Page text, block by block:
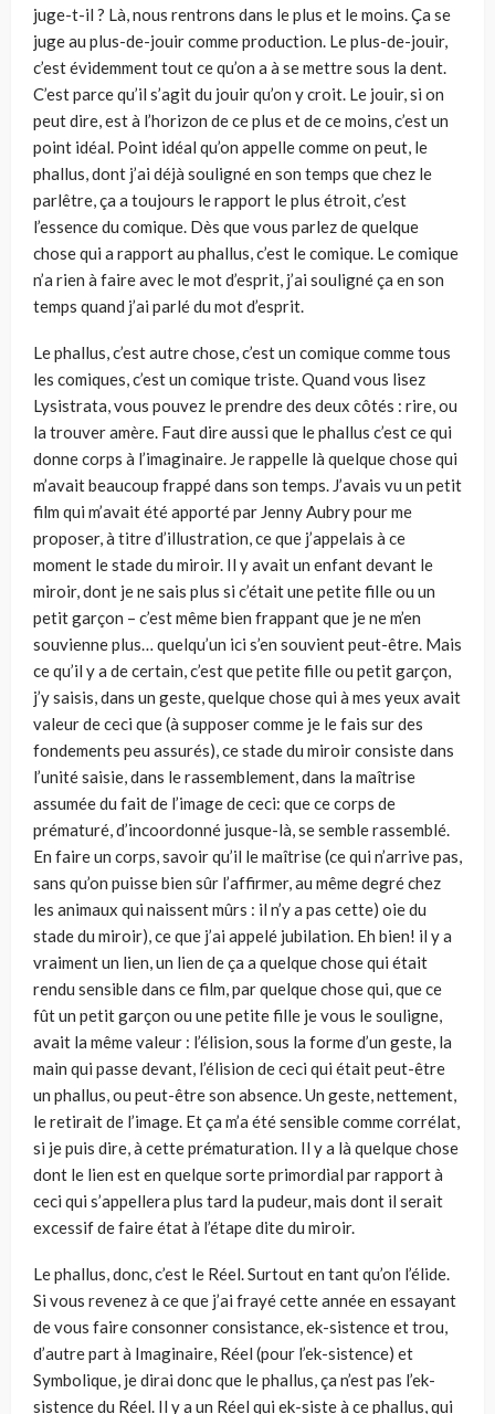
juge-t-il ? Là, nous rentrons dans le plus et le moins. Ça se
juge au plus-de-jouir comme production. Le plus-de-jouir,
c’est évidemment tout ce qu’on a à se mettre sous la dent.
C’est parce qu’il s’agit du jouir qu’on y croit. Le jouir, si on
peut dire, est à l’horizon de ce plus et de ce moins, c’est un
point idéal. Point idéal qu’on appelle comme on peut, le
phallus, dont j’ai déjà souligné en son temps que chez le
parlêtre, ça a toujours le rapport le plus étroit, c’est
l’essence du comique. Dès que vous parlez de quelque
chose qui a rapport au phallus, c’est le comique. Le comique
n’a rien à faire avec le mot d’esprit, j’ai souligné ça en son
temps quand j’ai parlé du mot d’esprit.
Le phallus, c’est autre chose, c’est un comique comme tous
les comiques, c’est un comique triste. Quand vous lisez
Lysistrata, vous pouvez le prendre des deux côtés : rire, ou
la trouver amère. Faut dire aussi que le phallus c’est ce qui
donne corps à l’imaginaire. Je rappelle là quelque chose qui
m’avait beaucoup frappé dans son temps. J’avais vu un petit
film qui m’avait été apporté par Jenny Aubry pour me
proposer, à titre d’illustration, ce que j’appelais à ce
moment le stade du miroir. Il y avait un enfant devant le
miroir, dont je ne sais plus si c’était une petite fille ou un
petit garçon – c’est même bien frappant que je ne m’en
souvienne plus… quelqu’un ici s’en souvient peut-être. Mais
ce qu’il y a de certain, c’est que petite fille ou petit garçon,
j’y saisis, dans un geste, quelque chose qui à mes yeux avait
valeur de ceci que (à supposer comme je le fais sur des
fondements peu assurés), ce stade du miroir consiste dans
l’unité saisie, dans le rassemblement, dans la maîtrise
assumée du fait de l’image de ceci: que ce corps de
prématuré, d’incoordonné jusque-là, se semble rassemblé.
En faire un corps, savoir qu’il le maîtrise (ce qui n’arrive pas,
sans qu’on puisse bien sûr l’affirmer, au même degré chez
les animaux qui naissent mûrs : il n’y a pas cette) oie du
stade du miroir), ce que j’ai appelé jubilation. Eh bien! il y a
vraiment un lien, un lien de ça a quelque chose qui était
rendu sensible dans ce film, par quelque chose qui, que ce
fût un petit garçon ou une petite fille je vous le souligne,
avait la même valeur : l’élision, sous la forme d’un geste, la
main qui passe devant, l’élision de ceci qui était peut-être
un phallus, ou peut-être son absence. Un geste, nettement,
le retirait de l’image. Et ça m’a été sensible comme corrélat,
si je puis dire, à cette prématuration. Il y a là quelque chose
dont le lien est en quelque sorte primordial par rapport à
ceci qui s’appellera plus tard la pudeur, mais dont il serait
excessif de faire état à l’étape dite du miroir.
Le phallus, donc, c’est le Réel. Surtout en tant qu’on l’élide.
Si vous revenez à ce que j’ai frayé cette année en essayant
de vous faire consonner consistance, ek-sistence et trou,
d’autre part à Imaginaire, Réel (pour l’ek-sistence) et
Symbolique, je dirai donc que le phallus, ça n’est pas l’ek-
sistence du Réel. Il y a un Réel qui ek-siste à ce phallus, qui